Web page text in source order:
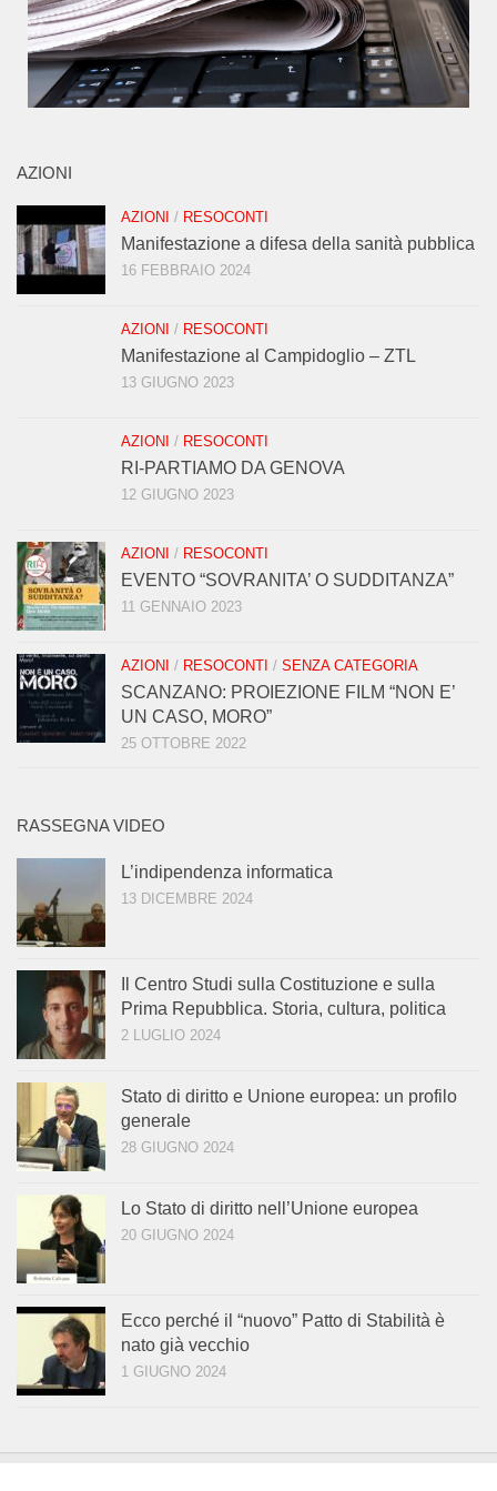
AZIONI
AZIONI / RESOCONTI
Manifestazione a difesa della sanità pubblica
16 FEBBRAIO 2024
AZIONI / RESOCONTI
Manifestazione al Campidoglio – ZTL
13 GIUGNO 2023
AZIONI / RESOCONTI
RI-PARTIAMO DA GENOVA
12 GIUGNO 2023
AZIONI / RESOCONTI
EVENTO “SOVRANITA’ O SUDDITANZA”
11 GENNAIO 2023
AZIONI / RESOCONTI / SENZA CATEGORIA
SCANZANO: PROIEZIONE FILM “NON E’
UN CASO, MORO”
25 OTTOBRE 2022
RASSEGNA VIDEO
L’indipendenza informatica
13 DICEMBRE 2024
Il Centro Studi sulla Costituzione e sulla
Prima Repubblica. Storia, cultura, politica
2 LUGLIO 2024
Stato di diritto e Unione europea: un profilo
generale
28 GIUGNO 2024
Lo Stato di diritto nell’Unione europea
20 GIUGNO 2024
Ecco perché il “nuovo” Patto di Stabilità è
nato già vecchio
1 GIUGNO 2024